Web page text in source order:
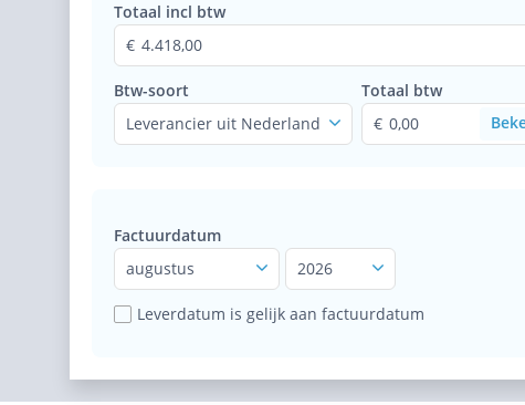
Totaal incl btw
4.418,00
Btw-soort
Leverancier uit Nederland
Totaal btw
0,00
Factuurdatum
augustus
2026
Leverdatum is gelijk aan factuurdatum